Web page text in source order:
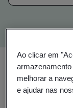
Valide
Ao clicar em
melhorar a
e ajudar nas